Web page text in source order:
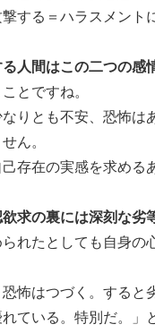
する＝ハラスメント
人間はこの二つの感
とですね。
りとも不安、恐怖は
ん。
存在の実感を求める
求の裏には深刻な劣
れたとしても自身の
怖はつづく。すると
ている。特別だ。」